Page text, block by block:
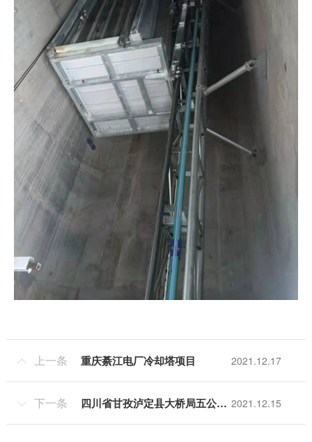
 上一条 重庆綦江电厂冷却塔项目 2021.12.17
 下一条 四川省甘孜泸定县大桥局五公司120D 2021.12.15